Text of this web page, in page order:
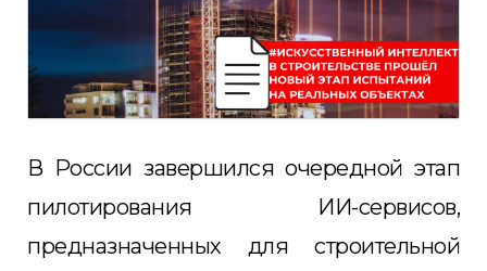
В России завершился очередной этап
пилотирования ИИ-сервисов,
предназначенных для строительной